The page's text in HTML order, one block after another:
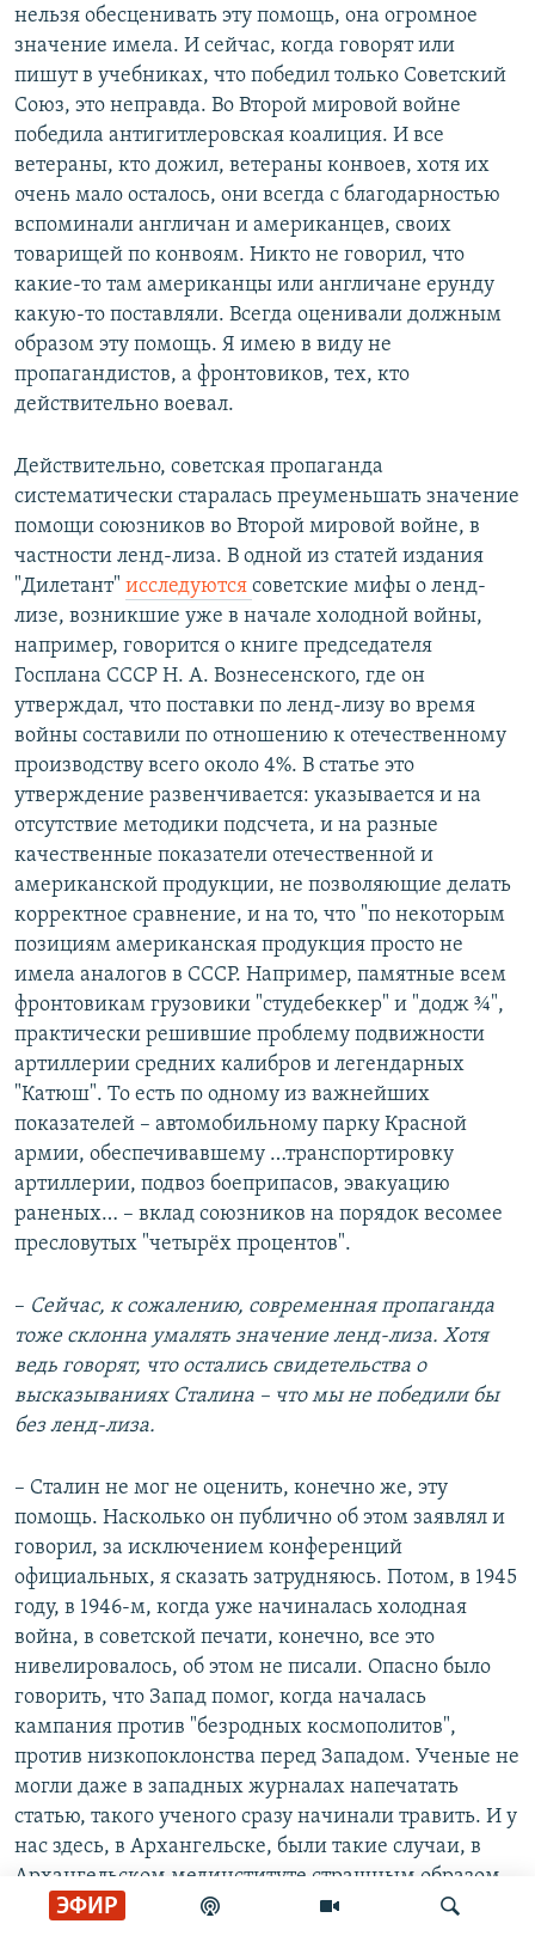
ЭФИР
нельзя обесценивать эту помощь, она огромное
значение имела. И сейчас, когда говорят или
пишут в учебниках, что победил только Советский
Союз, это неправда. Во Второй мировой войне
победила антигитлеровская коалиция. И все
ветераны, кто дожил, ветераны конвоев, хотя их
очень мало осталось, они всегда с благодарностью
вспоминали англичан и американцев, своих
товарищей по конвоям. Никто не говорил, что
какие-то там американцы или англичане ерунду
какую-то поставляли. Всегда оценивали должным
образом эту помощь. Я имею в виду не
пропагандистов, а фронтовиков, тех, кто
действительно воевал.
Действительно, советская пропаганда
систематически старалась преуменьшать значение
помощи союзников во Второй мировой войне, в
частности ленд-лиза. В одной из статей издания
"Дилетант" исследуются советские мифы о ленд-
лизе, возникшие уже в начале холодной войны,
например, говорится о книге председателя
Госплана СССР Н. А. Вознесенского, где он
утверждал, что поставки по ленд-лизу во время
войны составили по отношению к отечественному
производству всего около 4%. В статье это
утверждение развенчивается: указывается и на
отсутствие методики подсчета, и на разные
качественные показатели отечественной и
американской продукции, не позволяющие делать
корректное сравнение, и на то, что "по некоторым
позициям американская продукция просто не
имела аналогов в СССР. Например, памятные всем
фронтовикам грузовики "студебеккер" и "додж ¾",
практически решившие проблему подвижности
артиллерии средних калибров и легендарных
"Катюш". То есть по одному из важнейших
показателей – автомобильному парку Красной
армии, обеспечивавшему …транспортировку
артиллерии, подвоз боеприпасов, эвакуацию
раненых… – вклад союзников на порядок весомее
пресловутых "четырёх процентов".
– Сейчас, к сожалению, современная пропаганда
тоже склонна умалять значение ленд-лиза. Хотя
ведь говорят, что остались свидетельства о
высказываниях Сталина – что мы не победили бы
без ленд-лиза.
– Сталин не мог не оценить, конечно же, эту
помощь. Насколько он публично об этом заявлял и
говорил, за исключением конференций
официальных, я сказать затрудняюсь. Потом, в 1945
году, в 1946-м, когда уже начиналась холодная
война, в советской печати, конечно, все это
нивелировалось, об этом не писали. Опасно было
говорить, что Запад помог, когда началась
кампания против "безродных космополитов",
против низкопоклонства перед Западом. Ученые не
могли даже в западных журналах напечатать
статью, такого ученого сразу начинали травить. И у
нас здесь, в Архангельске, были такие случаи, в
Архангельском мединституте страшным образом
обходились с этими людьми, травили, лишали